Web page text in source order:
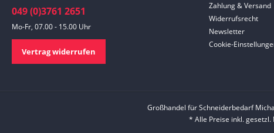
049 (0)3761 2651
Mo-Fr, 07.00 - 15.00 Uhr
Vertrag widerrufen
Zahlung & Versand
Widerrufsrecht
Newsletter
Cookie-
Großhandel für Schneiderbedarf
* Alle Preise inkl.